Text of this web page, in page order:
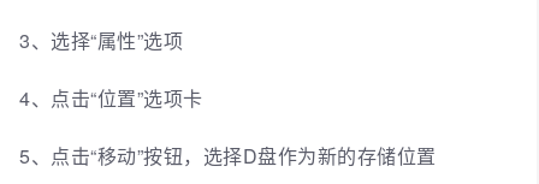
3、选择“属性”选项
4、点击“位置”选项卡
5、点击“移动”按钮，选择D盘作为新的存储位置